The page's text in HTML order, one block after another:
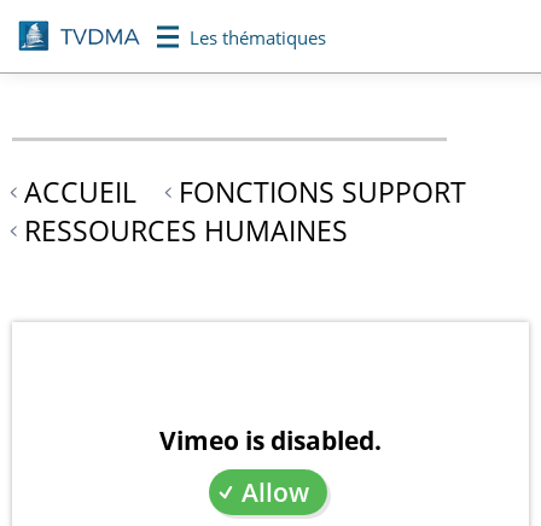
Aller
au
contenu
Les thématiques
ACCUEIL
FONCTIONS SUPPORT
RESSOURCES HUMAINES
Vimeo is disabled.
Allow